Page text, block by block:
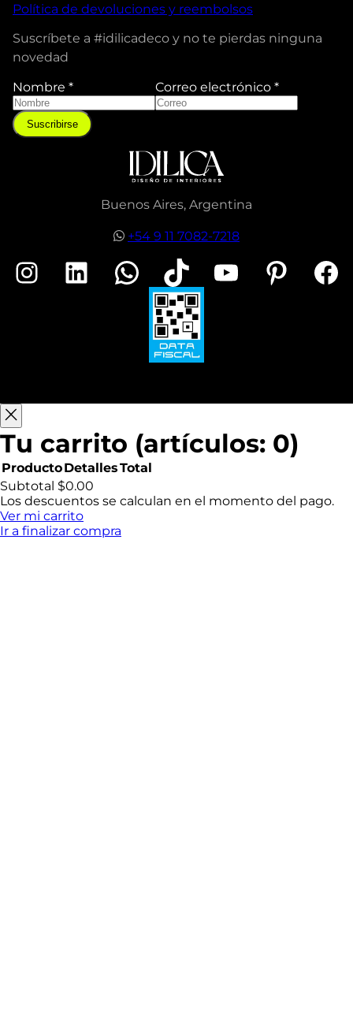
Política de devoluciones y reembolsos
Suscríbete a #idilicadeco y no te pierdas ninguna
novedad
Nombre * Correo electrónico *
Suscribirse
Buenos Aires, Argentina
+54 9 11 7082-7218
Instagram LinkedIn WhatsApp TikTok YouTube Pinterest Facebook
Tu carrito (artículos: 0)
Productos
del
ProductoDetallesTotal
Subtotal $0.00
Los descuentos se calculan en el momento del pago.
Ver mi carrito
Ir a finalizar compra